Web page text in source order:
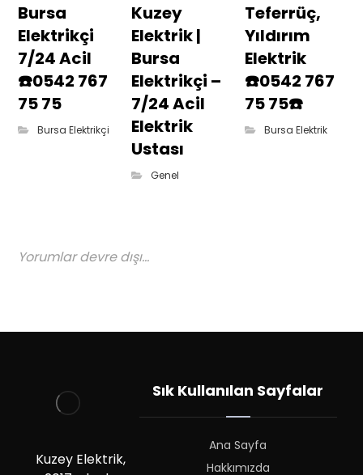
Bursa
Elektrikçi
7/24 Acil
☎️0542 767
75 75
Bursa Elektrikçi
Kuzey
Elektrik |
Bursa
Elektrikçi –
7/24 Acil
Elektrik
Ustası
Genel
Teferrüç,
Yıldırım
Elektrik
☎️0542 767
75 75☎️
Bursa Elektrik
Yorumlar devre dışı...
Kuzey Elektrik,
Sık Kullanılan Sayfalar
Ana Sayfa
Hakkımızda